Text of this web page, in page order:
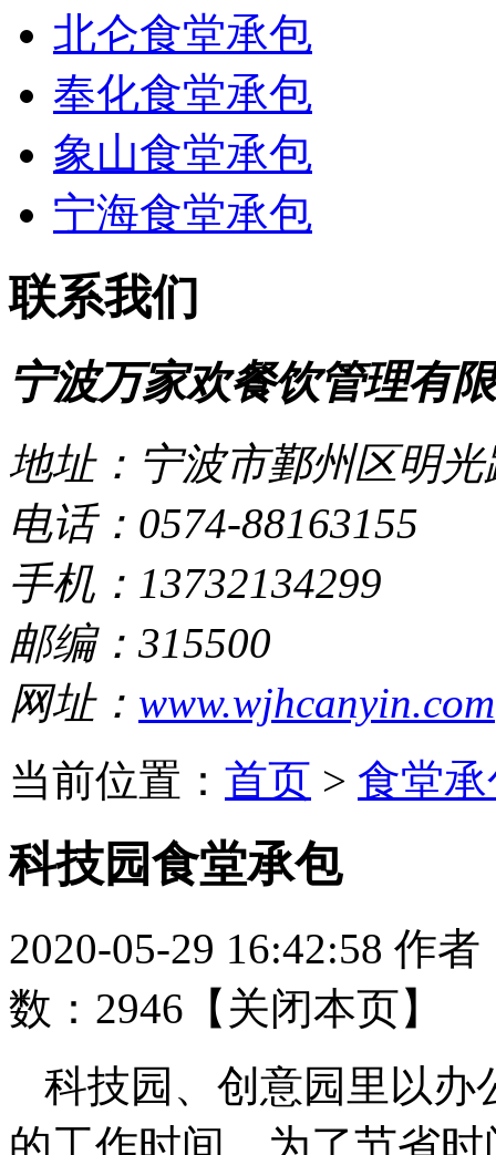
北仑食堂承包
奉化食堂承包
象山食堂承包
宁海食堂承包
联系我们
宁波万家欢餐饮管理有
地址：宁波市鄞州区明光
电话：0574-88163155
手机：13732134299
邮编：315500
网址： www.wjhcanyin.com
当前位置： 首页 > 食堂
科技园食堂承包
2020-05-29 16:42:58 作者
数：2946【 关闭本页】
科技园、创意园里以办
的工作时间，为了节省